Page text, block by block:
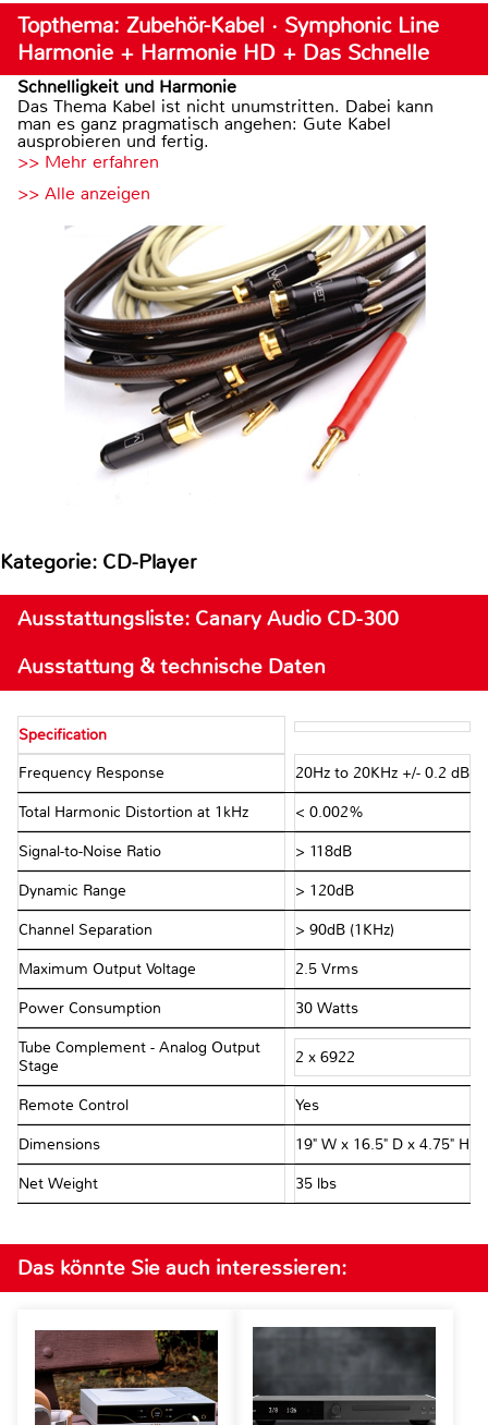
Topthema: Zubehör-Kabel · Symphonic Line
Harmonie + Harmonie HD + Das Schnelle
Schnelligkeit und Harmonie
Das Thema Kabel ist nicht unumstritten. Dabei kann
man es ganz pragmatisch angehen: Gute Kabel
ausprobieren und fertig.
>> Mehr erfahren
>> Alle anzeigen
Kategorie: CD-Player
Ausstattungsliste: Canary Audio CD-300
Ausstattung & technische Daten
Specification
Frequency Response 20Hz to 20KHz +/- 0.2 dB
Total Harmonic Distortion at 1kHz < 0.002%
Signal-to-Noise Ratio > 118dB
Dynamic Range > 120dB
Channel Separation > 90dB (1KHz)
Maximum Output Voltage 2.5 Vrms
Power Consumption 30 Watts
Tube Complement - Analog Output
Stage
2 x 6922
Remote Control Yes
Dimensions 19" W x 16.5" D x 4.75" H
Net Weight 35 lbs
Das könnte Sie auch interessieren: